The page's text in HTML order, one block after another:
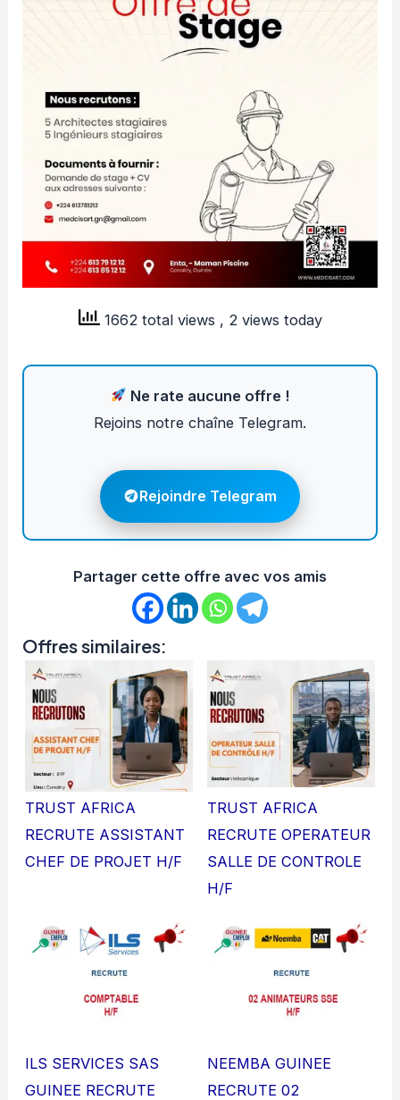
1662 total views , 2 views today
Ne rate aucune offre !
Rejoins notre chaîne Telegram.
Rejoindre Telegram
Partager cette offre avec vos amis
Offres similaires:
TRUST AFRICA
RECRUTE ASSISTANT
CHEF DE PROJET H/F
TRUST AFRICA
RECRUTE OPERATEUR
SALLE DE CONTROLE
H/F
ILS SERVICES SAS
GUINEE RECRUTE
NEEMBA GUINEE
RECRUTE 02